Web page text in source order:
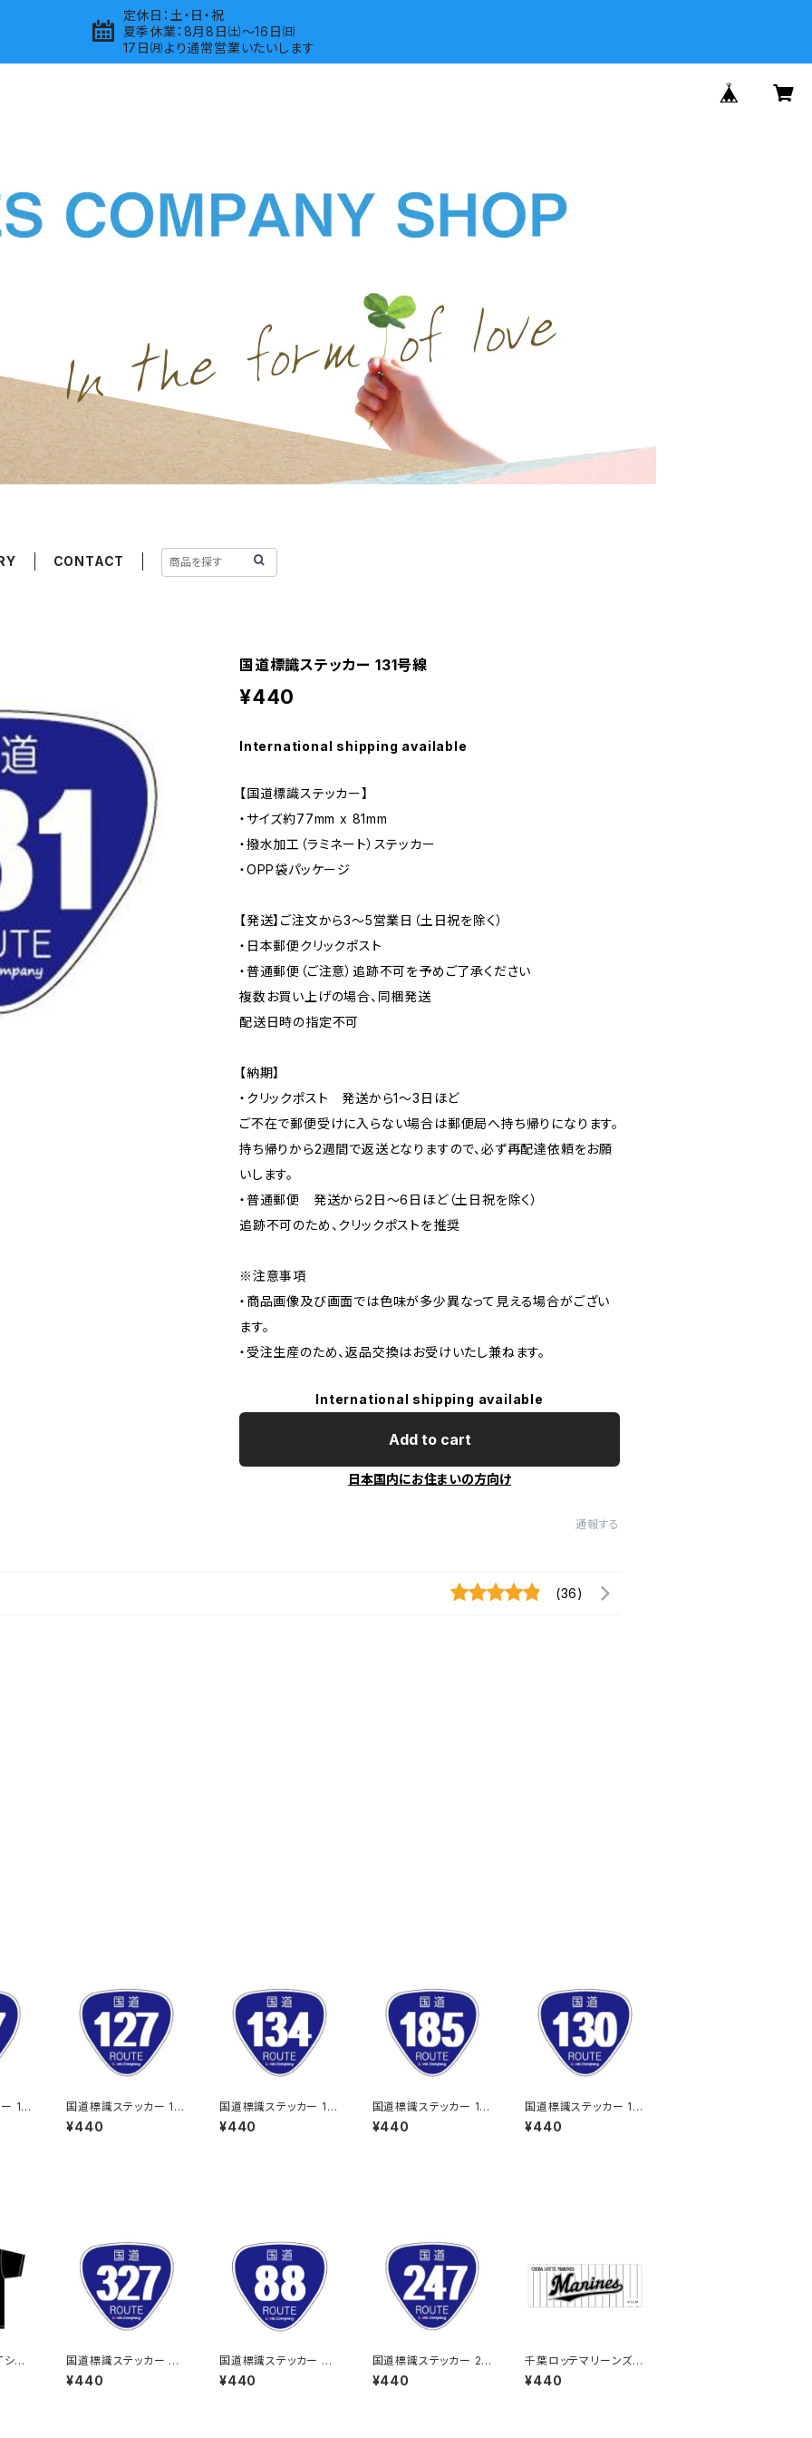
定休日：土・日・祝
夏季休業：8月8日㈯～16日㈰
17日㈪より通常営業いたいします
CONTACT
国道標識ステッカー 131号線
¥440
International shipping available
【国道標識ステッカー】
・サイズ約77mm x 81mm
・撥水加工（ラミネート）ステッカー
・OPP袋パッケージ
【発送】ご注文から3〜5営業日（土日祝を除く）
・日本郵便クリックポスト
・普通郵便（ご注意）追跡不可を予めご了承ください
複数お買い上げの場合、同梱発送
配送日時の指定不可
【納期】
・クリックポスト 発送から1〜3日ほど
ご不在で郵便受けに入らない場合は郵便局へ持ち帰りになります。
持ち帰りから2週間で返送となりますので、必ず再配達依頼をお願
いします。
・普通郵便 発送から2日〜6日ほど（土日祝を除く）
追跡不可のため、クリックポストを推奨
※注意事項
・商品画像及び画面では色味が多少異なって見える場合がござい
ます。
・受注生産のため、返品交換はお受けいたし兼ねます。
International shipping available
Add to cart
日本国内にお住まいの方向け
通報する
(36)
11
国道標識ステッカー 12
7号線
¥440
国道標識ステッカー 13
4号線
¥440
国道標識ステッカー 18
5号線
¥440
国道標識ステッカー 13
0号線
¥440
ャ
国道標識ステッカー 32
7号線
¥440
国道標識ステッカー 88
号線
¥440
国道標識ステッカー 24
7号線
¥440
千葉ロッテマリーンズス
テッカー9
¥440